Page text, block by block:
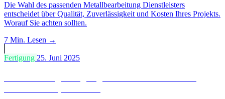
Die Wahl des passenden Metallbearbeitung Dienstleisters
entscheidet über Qualität, Zuverlässigkeit und Kosten Ihres Projekts.
Worauf Sie achten sollten.
7 Min. Lesen →
Fertigung 25. Juni 2025